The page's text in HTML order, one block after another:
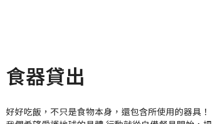
食器貸出
好好吃飯，不只是食物本身，還包含所使用的器具！